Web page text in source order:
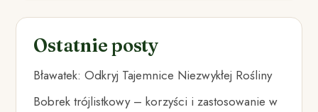
Ostatnie posty
Bławatek: Odkryj Tajemnice Niezwykłej Rośliny
Bobrek trójlistkowy – korzyści i zastosowanie w